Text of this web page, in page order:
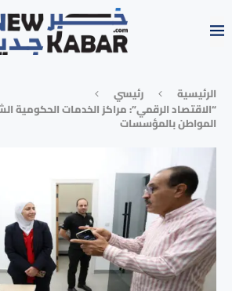
الرئيسية
رئيسي
“الاقتصاد الرقمي”: مراكز الخدمات الحكومية
المواطن بالمؤسسات